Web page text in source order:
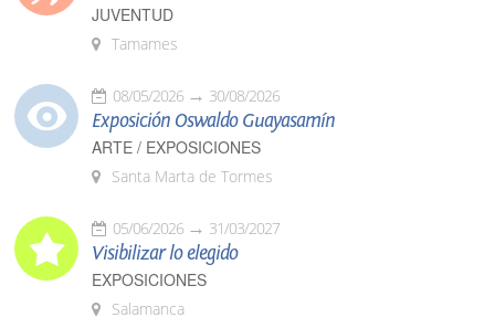
JUVENTUD
Tamames
08/05/2026 30/08/2026
Exposición Oswaldo Guayasamín
ARTE / EXPOSICIONES
Santa Marta de Tormes
05/06/2026 31/03/2027
Visibilizar lo elegido
EXPOSICIONES
Salamanca